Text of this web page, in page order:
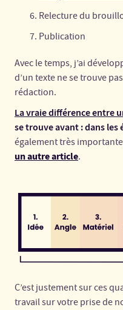
Relecture du
Publication
Avec le temps, j’ai
d’un texte ne se trouve
rédaction.
La vraie différence entre
se trouve avant : dans les
également très
un autre article.
C’est justement sur ces
travail sur votre prise de